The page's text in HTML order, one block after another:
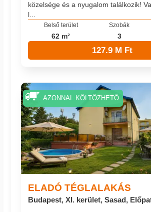
közelsége és a nyugalom találkozik!
l...
Belső terület
62 m²
Szobák
3
127.9 M Ft
ELADÓ TÉGLALAKÁS
Budapest, XI. kerület, Sasad,
AZONNAL KÖLTÖZHETŐ